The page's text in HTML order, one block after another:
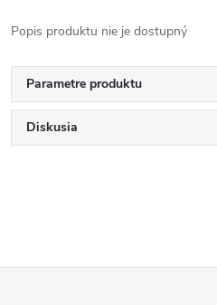
Popis produktu nie je dostupný
Parametre produktu
Diskusia